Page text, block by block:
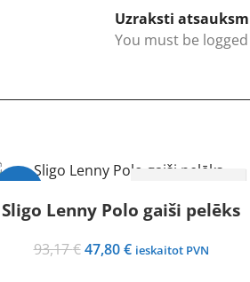
Uzraksti
You must be
Izpārdots
Sligo Lenny Polo gaiši pelēks
93,17€ Original
47,80€Current
ieskaitot PVN